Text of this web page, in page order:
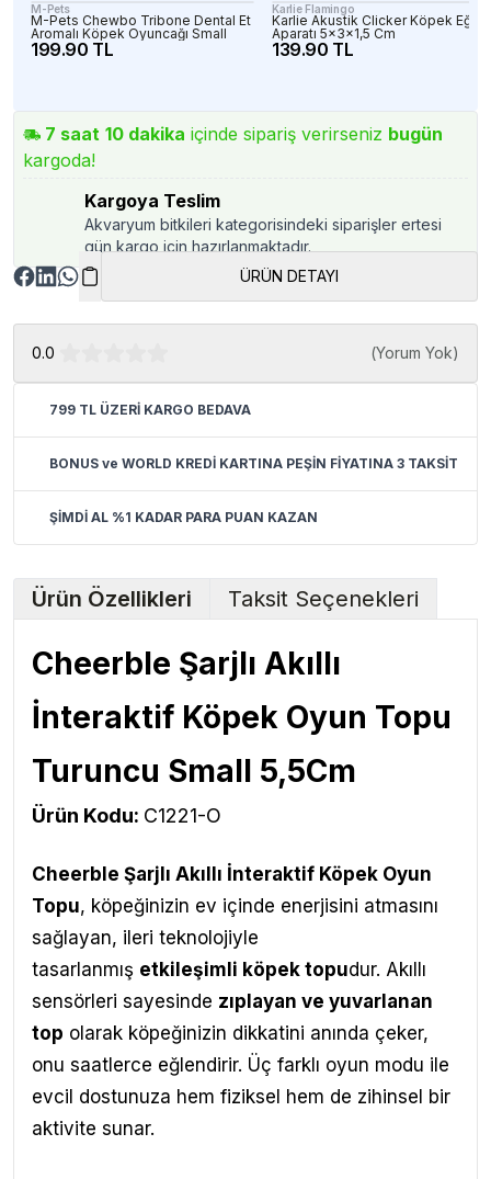
M-Pets
M-Pets Chewbo Tribone Dental Et
Aromalı Köpek Oyuncağı Small
199.90 TL
Karlie Flamingo
Karlie Akustik Clicker Köpek
Aparatı 5x3x1,5 Cm
139.90 TL
7 saat 10 dakika içinde sipariş verirseniz bugün
kargoda!
Kargoya Teslim
Akvaryum bitkileri kategorisindeki siparişler ertesi
gün kargo için hazırlanmaktadır.
ÜRÜN DETAYI
0.0 (Yorum Yok)
799 TL ÜZERİ KARGO BEDAVA
BONUS ve WORLD KREDİ KARTINA PEŞİN FİYATINA 3 TAKSİT
ŞİMDİ AL %1 KADAR PARA PUAN KAZAN
Ürün Özellikleri Taksit Seçenekleri
Cheerble Şarjlı Akıllı
İnteraktif Köpek Oyun Topu
Turuncu Small 5,5Cm
Ürün Kodu: C1221-O
Cheerble Şarjlı Akıllı İnteraktif Köpek Oyun
Topu, köpeğinizin ev içinde enerjisini atmasını
sağlayan, ileri teknolojiyle
tasarlanmış etkileşimli köpek topudur. Akıllı
sensörleri sayesinde zıplayan ve yuvarlanan
top olarak köpeğinizin dikkatini anında çeker,
onu saatlerce eğlendirir. Üç farklı oyun modu ile
evcil dostunuza hem fiziksel hem de zihinsel bir
aktivite sunar.